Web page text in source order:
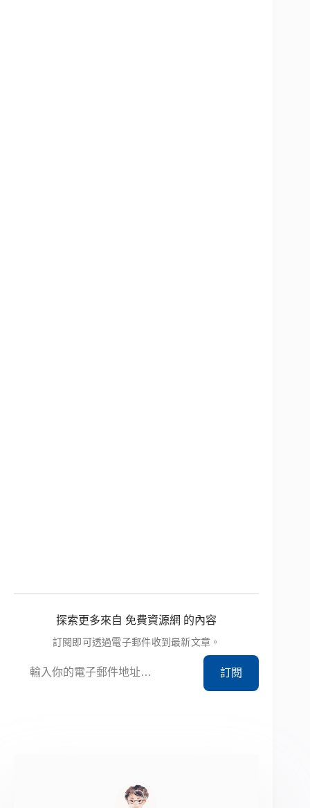
探索更多來自 免費資源網 的內容
訂閱即可透過電子郵件收到最新文章。
訂閱